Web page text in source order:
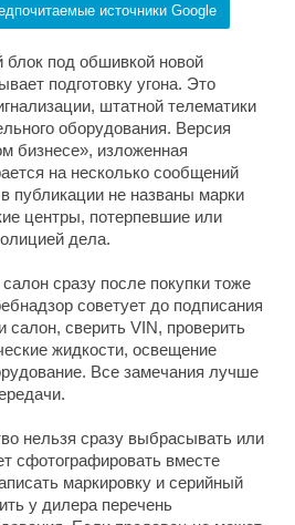
источники Google
под обшивкой новой
подготовку угона. Это
штатной телематики
оборудования. Версия
бизнесе», изложенная
на несколько сообщений
публикации не названы марки
центры, потерпевшие или
дела.
сразу после покупки тоже
советует до подписания
салон, сверить VIN, проверить
жидкости, освещение
Все замечания лучше
нельзя сразу выбрасывать или
сфотографировать вместе
маркировку и серийный
у дилера перечень